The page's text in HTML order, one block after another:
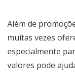
Além de
muitas vezes
especialmente
valores pode